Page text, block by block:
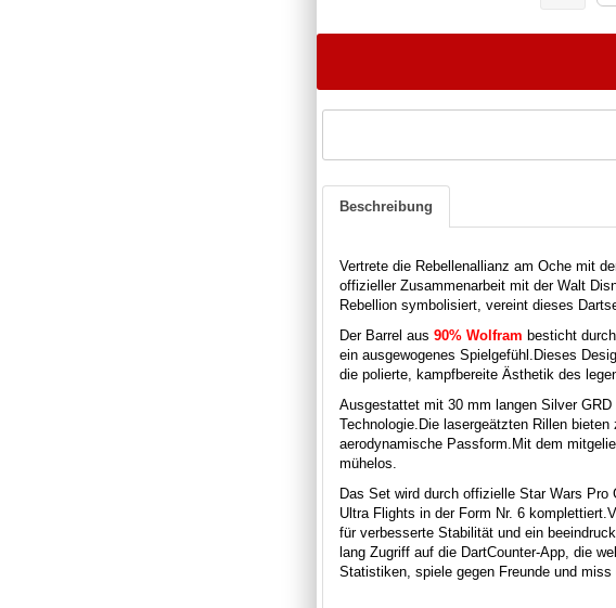
Beschreibung
Vertrete die Rebellenallianz am Oche mit
offizieller Zusammenarbeit mit der Walt
Rebellion symbolisiert, vereint dieses
Der Barrel aus 90% Wolfram besticht
ein ausgewogenes Spielgefühl. Dieses
die polierte, kampfbereite Ästhetik des
Ausgestattet mit 30 mm langen Silver
Technologie. Die lasergeätzten Rillen
aerodynamische Passform. Mit dem
mühelos.
Das Set wird durch offizielle Star Wars
Ultra Flights in der Form Nr. 6 komplettiert.
für verbesserte Stabilität und ein
lang Zugriff auf die DartCounter-App, die
Statistiken, spiele gegen Freunde und